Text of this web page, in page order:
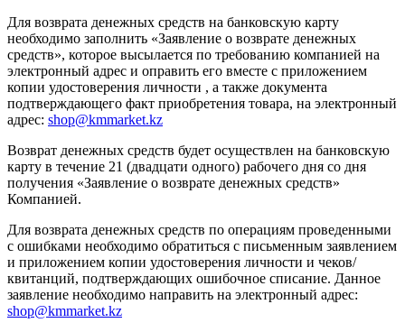
Для возврата денежных средств на банковскую карту
необходимо заполнить «Заявление о возврате денежных
средств», которое высылается по требованию компанией на
электронный адрес и оправить его вместе с приложением
копии удостоверения личности , а также документа
подтверждающего факт приобретения товара, на электронный
адрес: shop@kmmarket.kz
Возврат денежных средств будет осуществлен на банковскую
карту в течение 21 (двадцати одного) рабочего дня со дня
получения «Заявление о возврате денежных средств»
Компанией.
Для возврата денежных средств по операциям проведенными
с ошибками необходимо обратиться с письменным заявлением
и приложением копии удостоверения личности и чеков/
квитанций, подтверждающих ошибочное списание. Данное
заявление необходимо направить на электронный адрес:
shop@kmmarket.kz